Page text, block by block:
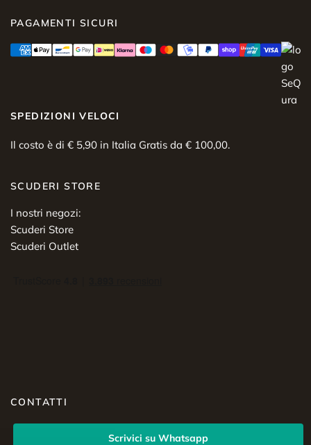
PAGAMENTI SICURI
SPEDIZIONI VELOCI
Il costo è di € 5,90 in Italia Gratis da € 100,00.
SCUDERI STORE
I nostri negozi:
Scuderi Store
Scuderi Outlet
CONTATTI
Scrivici su Whatsapp